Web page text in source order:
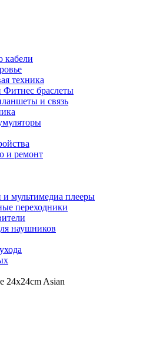
кабели
техника
браслеты
и связь
и ремонт
мультимедиа плееры
переходники
наушников